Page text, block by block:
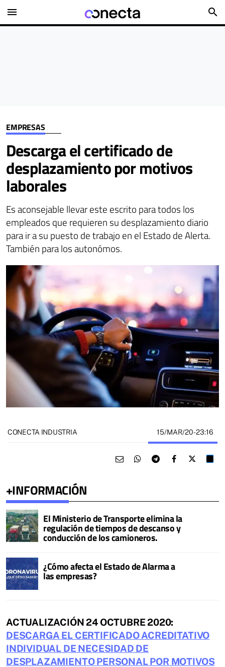
menu search
EMPRESAS
Descarga el certificado de
desplazamiento por motivos
laborales
Es aconsejable llevar este escrito para todos los
empleados que requieren su desplazamiento diario
para ir a su puesto de trabajo en el Estado de Alerta.
También para los autonómos.
CONECTA INDUSTRIA 15/MAR/20- 23:16
+INFORMACIÓN
El Ministerio de Transporte elimina la
regulación de tiempos de descanso y
conducción de los camioneros.
¿Cómo afecta el Estado de Alarma a
las empresas?
ACTUALIZACIÓN 24 OCTUBRE 2020:
DESCARGA EL CERTIFICADO ACREDITATIVO
INDIVIDUAL DE NECESIDAD DE
DESPLAZAMIENTO PERSONAL POR MOTIVOS